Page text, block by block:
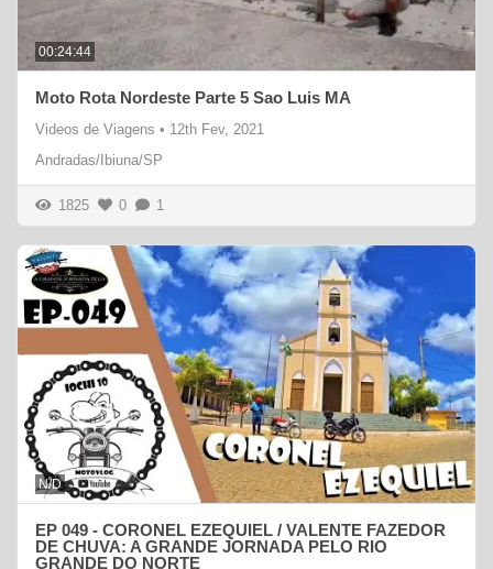
00:24:44
Moto Rota Nordeste Parte 5 Sao Luis MA
Videos de Viagens • 12th Fev, 2021
Andradas/Ibiuna/SP
1825 0 1
N/D
EP 049 - CORONEL EZEQUIEL / VALENTE FAZEDOR
DE CHUVA: A GRANDE JORNADA PELO RIO
GRANDE DO NORTE